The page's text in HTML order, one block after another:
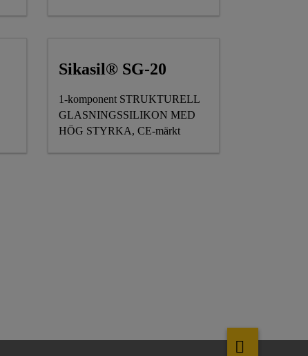
Sikasil® SG-20
1-komponent STRUKTURELL
GLASNINGSSILIKON MED
HÖG STYRKA, CE-märkt